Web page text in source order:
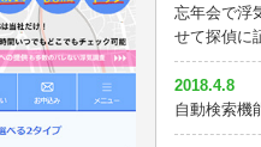
2018.2.4
24時間監視
2018.1.30
思ったより
ので検索が
2018.3.8
探偵になっ
2018.3.3
忘年会で浮
せて探偵に
2018.4.8
自動検索機